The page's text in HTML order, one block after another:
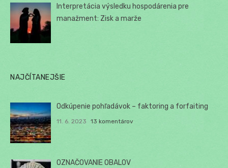
Interpretácia výsledku hospodárenia pre
manažment: Zisk a marže
NAJČÍTANEJŠIE
Odkúpenie pohľadávok – faktoring a forfaiting
11. 6. 2023 13 komentárov
OZNAČOVANIE OBALOV